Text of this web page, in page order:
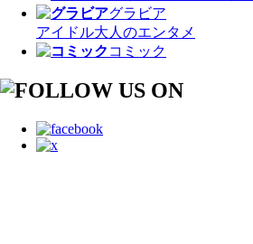
グラビア
アイドル大人のエンタメ
コミック